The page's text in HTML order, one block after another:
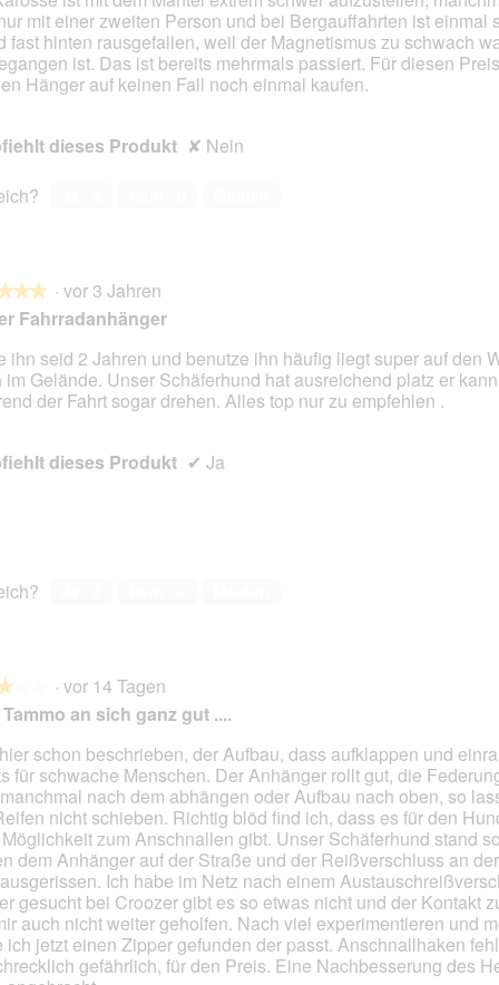
mit einer zweiten Person und bei Bergauffahrten ist einmal
fast hinten rausgefallen, weil der Magnetismus zu schwach
ist. Das ist bereits mehrmals passiert. Für diesen
Hänger auf keinen Fall noch einmal kaufen.
dieses Produkt ✘ Nein
· vor 3 Jahren
Fahrradanhänger
ihn seid 2 Jahren und benutze ihn häufig liegt super auf den
im Gelände. Unser Schäferhund hat ausreichend platz er
der Fahrt sogar drehen. Alles top nur zu empfehlen .
dieses Produkt ✔ Ja
· vor 14 Tagen
an sich ganz gut ....
schon beschrieben, der Aufbau, dass aufklappen und
für schwache Menschen. Der Anhänger rollt gut, die
nach dem abhängen oder Aufbau nach oben, so
nicht schieben. Richtig blöd find ich, dass es für den
zum Anschnallen gibt. Unser Schäferhund stand
dem Anhänger auf der Straße und der Reißverschluss an
Ich habe im Netz nach einem
gesucht bei Croozer gibt es so etwas nicht und der Kontakt
auch nicht weiter geholfen. Nach viel experimentieren und
ich jetzt einen Zipper gefunden der passt. Anschnallhaken
gefährlich, für den Preis. Eine Nachbesserung des